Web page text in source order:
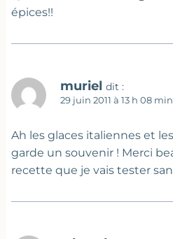
épices!!
muriel dit :
29 juin 2011 à 13 h 08 min
Ah les glaces italiennes et
garde un souvenir ! Merci
recette que je vais tester